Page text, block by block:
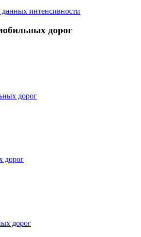
интенсивности
дорог
дорог
дорог
дорог